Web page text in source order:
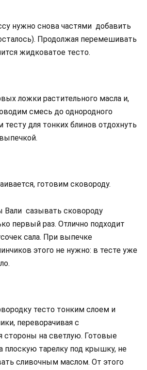
нужно снова частями добавить
Продолжая перемешивать
жидковатое тесто.
ложки растительного масла и,
смесь до однородного
для тонких блинов отдохнуть
готовим сковороду.
Вали сазывать сковороду
первый раз. Отлично подходит
сала. При выпечке
этого не нужно: в тесте уже
тесто тонким слоем и
переворачивая с
стороны на светлую. Готовые
тарелку под крышку, не
сливочным маслом. От этого